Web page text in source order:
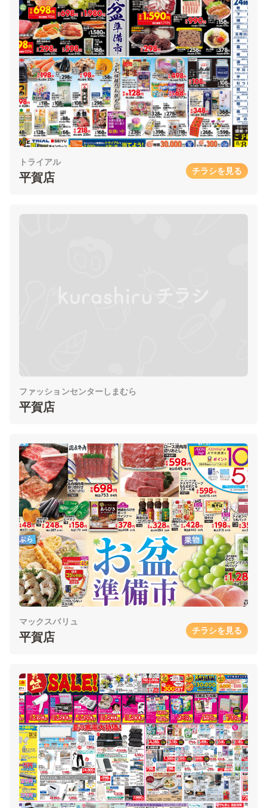
トライアル
平賀店 チラシを見る
ファッションセンターしまむら
平賀店
マックスバリュ
平賀店 チラシを見る